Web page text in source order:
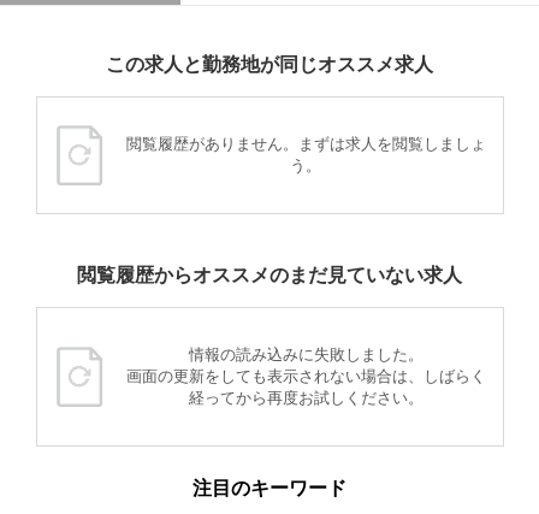
この求人と勤務地が同じオススメ求人
閲覧履歴がありません。まずは求人を閲覧しましょ
う。
閲覧履歴からオススメのまだ見ていない求人
情報の読み込みに失敗しました。
画面の更新をしても表示されない場合は、しばらく
経ってから再度お試しください。
注目のキーワード